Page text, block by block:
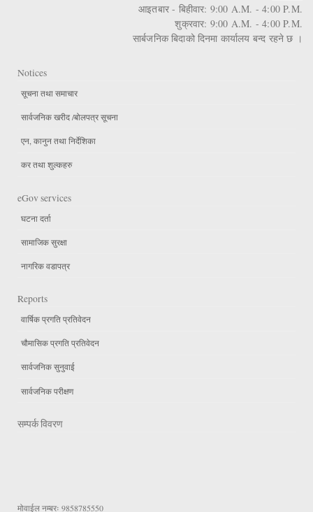
आइतबार - बिहीवार: 9:00 A.M. - 4:00 P.M.
शुक्रवार: 9:00 A.M. - 4:00 P.M.
सार्बजनिक बिदाको दिनमा कार्यालय बन्द रहने छ ।
Notices
सूचना तथा समाचार
सार्वजनिक खरीद /बोलपत्र सूचना
एन, कानुन तथा निर्देशिका
कर तथा शुल्कहरु
eGov services
घटना दर्ता
सामाजिक सुरक्षा
नागरिक वडापत्र
Reports
वार्षिक प्रगति प्रतिवेदन
चौमासिक प्रगति प्रतिवेदन
सार्वजनिक सुनुवाई
सार्वजनिक परीक्षण
सम्पर्क विवरण
मोवाईल नम्बरः 9858785550